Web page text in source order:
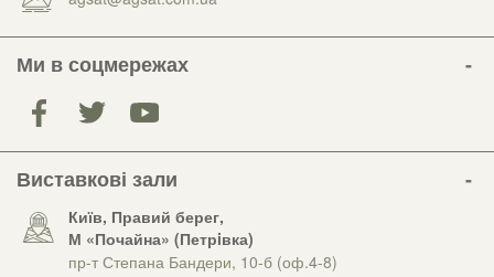
Ми в соцмережах
Виставкові зали
Київ, Правий берег,
М «Почайна» (Петрiвка)
пр-т Степана Бандери, 10-б (оф.4-8)